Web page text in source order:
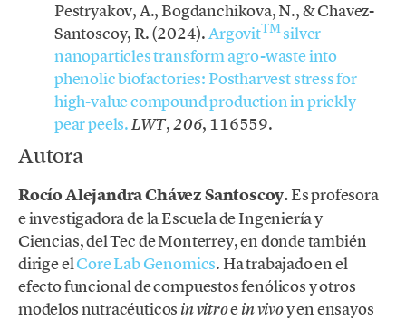
Pestryakov, A., Bogdanchikova, N., & Chavez-
Santoscoy, R. (2024).ArgovitTMsilver
nanoparticles transform agro-waste into
phenolic biofactories: Postharvest stress for
high-value compound production in prickly
pear peels.LWT,206, 116559.
Autora
Rocío Alejandra Chávez Santoscoy.Es profesora
e investigadora de la Escuela de Ingeniería y
Ciencias, del Tec de Monterrey, en donde también
dirige elCore Lab Genomics. Ha trabajado en el
efecto funcional de compuestos fenólicos y otros
modelos nutracéuticos in vitroein vivoy en ensayos